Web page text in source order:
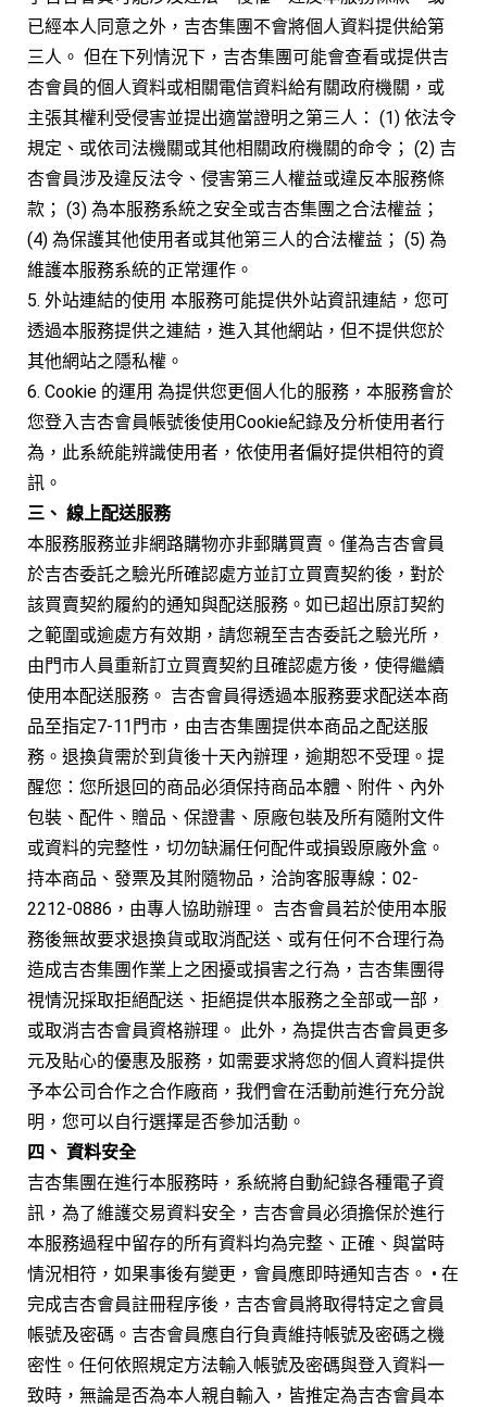
已經本人同意之外，吉杏集團不會將個人資料提供給第
三人。 但在下列情況下，吉杏集團可能會查看或提供吉
杏會員的個人資料或相關電信資料給有關政府機關，或
主張其權利受侵害並提出適當證明之第三人： (1) 依法令
規定、或依司法機關或其他相關政府機關的命令； (2) 吉
杏會員涉及違反法令、侵害第三人權益或違反本服務條
款； (3) 為本服務系統之安全或吉杏集團之合法權益；
(4) 為保護其他使用者或其他第三人的合法權益； (5) 為
維護本服務系統的正常運作。
5. 外站連結的使用 本服務可能提供外站資訊連結，您可
透過本服務提供之連結，進入其他網站，但不提供您於
其他網站之隱私權。
6. Cookie 的運用 為提供您更個人化的服務，本服務會於
您登入吉杏會員帳號後使用Cookie紀錄及分析使用者行
為，此系統能辨識使用者，依使用者偏好提供相符的資
訊。
三、 線上配送服務
本服務服務並非網路購物亦非郵購買賣。僅為吉杏會員
於吉杏委託之驗光所確認處方並訂立買賣契約後，對於
該買賣契約履約的通知與配送服務。如已超出原訂契約
之範圍或逾處方有效期，請您親至吉杏委託之驗光所，
由門市人員重新訂立買賣契約且確認處方後，使得繼續
使用本配送服務。 吉杏會員得透過本服務要求配送本商
品至指定7-11門市，由吉杏集團提供本商品之配送服
務。退換貨需於到貨後十天內辦理，逾期恕不受理。提
醒您：您所退回的商品必須保持商品本體、附件、內外
包裝、配件、贈品、保證書、原廠包裝及所有隨附文件
或資料的完整性，切勿缺漏任何配件或損毀原廠外盒。
持本商品、發票及其附隨物品，洽詢客服專線：02-
2212-0886，由專人協助辦理。 吉杏會員若於使用本服
務後無故要求退換貨或取消配送、或有任何不合理行為
造成吉杏集團作業上之困擾或損害之行為，吉杏集團得
視情況採取拒絕配送、拒絕提供本服務之全部或一部，
或取消吉杏會員資格辦理。 此外，為提供吉杏會員更多
元及貼心的優惠及服務，如需要求將您的個人資料提供
予本公司合作之合作廠商，我們會在活動前進行充分說
明，您可以自行選擇是否參加活動。
四、 資料安全
吉杏集團在進行本服務時，系統將自動紀錄各種電子資
訊，為了維護交易資料安全，吉杏會員必須擔保於進行
本服務過程中留存的所有資料均為完整、正確、與當時
情況相符，如果事後有變更，會員應即時通知吉杏。 • 在
完成吉杏會員註冊程序後，吉杏會員將取得特定之會員
帳號及密碼。吉杏會員應自行負責維持帳號及密碼之機
密性。任何依照規定方法輸入帳號及密碼與登入資料一
致時，無論是否為本人親自輸入，皆推定為吉杏會員本